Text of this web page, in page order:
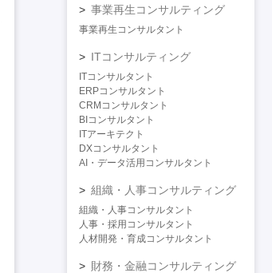
事業再生コンサルティング
事業再生コンサルタント
ITコンサルティング
ITコンサルタント
ERPコンサルタント
CRMコンサルタント
BIコンサルタント
ITアーキテクト
DXコンサルタント
AI・データ活用コンサルタント
組織・人事コンサルティング
組織・人事コンサルタント
人事・採用コンサルタント
人材開発・育成コンサルタント
財務・金融コンサルティング